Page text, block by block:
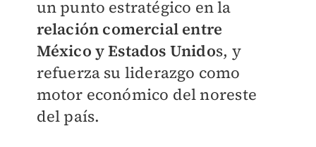
un punto estratégico en la
relación comercial entre
México y Estados Unidos, y
refuerza su liderazgo como
motor económico del noreste
del país.